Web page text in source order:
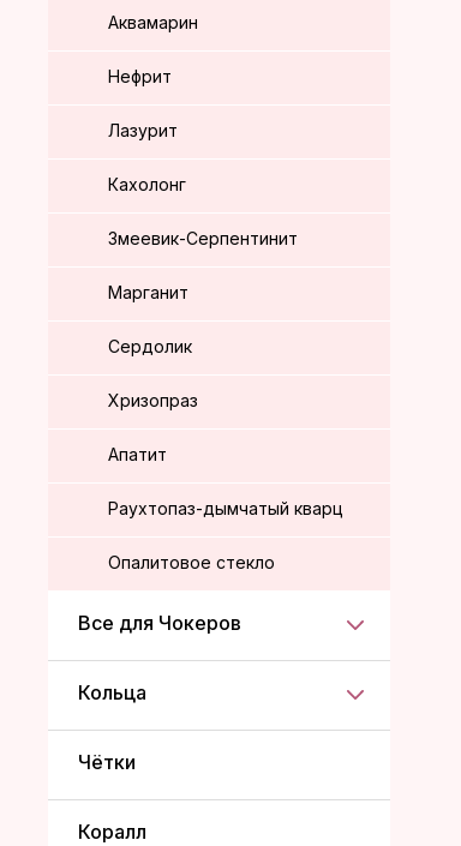
Аквамарин
Нефрит
Лазурит
Кахолонг
Змеевик-Серпентинит
Марганит
Сердолик
Хризопраз
Апатит
Раухтопаз-дымчатый кварц
Опалитовое стекло
Все для Чокеров
Кольца
Чётки
Коралл